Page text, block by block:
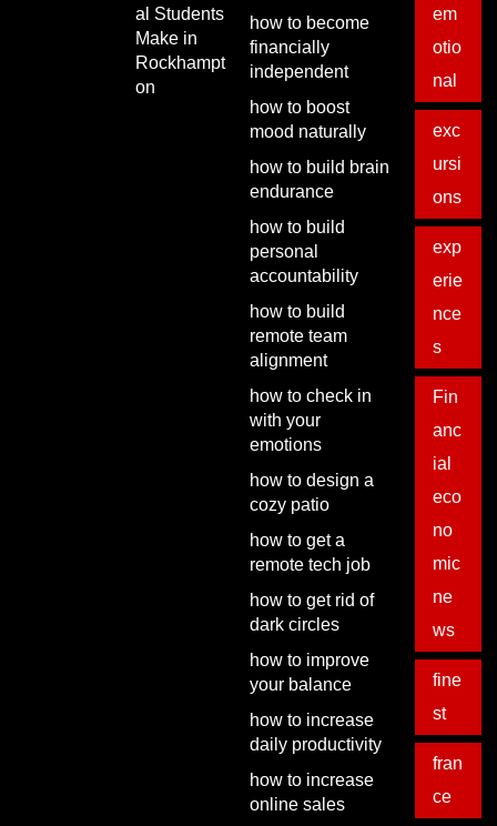
al Students
Make in
Rockhampt
on
how to become
financially
independent
how to boost
mood naturally
how to build brain
endurance
how to build
personal
accountability
how to build
remote team
alignment
how to check in
with your
emotions
how to design a
cozy patio
how to get a
remote tech job
how to get rid of
dark circles
how to improve
your balance
how to increase
daily productivity
how to increase
online sales
em
otio
nal
exc
ursi
ons
exp
erie
nce
s
Fin
anc
ial
eco
no
mic
ne
ws
fine
st
fran
ce